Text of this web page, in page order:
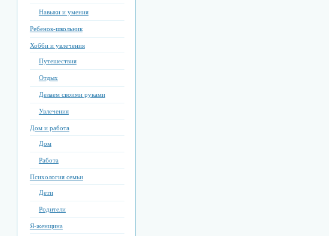
Навыки и умения
Ребенок-школьник
Хобби и увлечения
Путешествия
Отдых
Делаем своими руками
Увлечения
Дом и работа
Дом
Работа
Психология семьи
Дети
Родители
Я-женщина